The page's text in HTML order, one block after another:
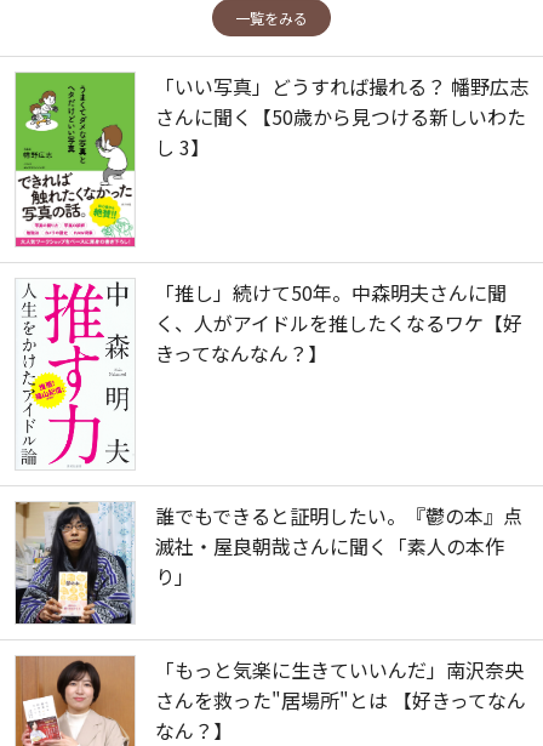
一覧をみる
「いい写真」どうすれば撮れる？ 幡野広志
さんに聞く【50歳から見つける新しいわた
し 3】
「推し」続けて50年。中森明夫さんに聞
く、人がアイドルを推したくなるワケ【好
きってなんなん？】
誰でもできると証明したい。『鬱の本』点
滅社・屋良朝哉さんに聞く「素人の本作
り」
「もっと気楽に生きていいんだ」南沢奈央
さんを救った"居場所"とは 【好きってなん
なん？】